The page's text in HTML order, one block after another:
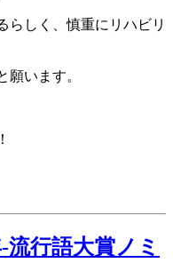
らしく、慎重にリハビリ
願います。
行語大賞ノミ